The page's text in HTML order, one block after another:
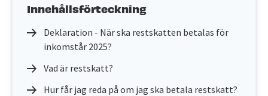
Innehållsförteckning
Deklaration - När ska restskatten betalas för
inkomstår 2025?
Vad är restskatt?
Hur får jag reda på om jag ska betala restskatt?